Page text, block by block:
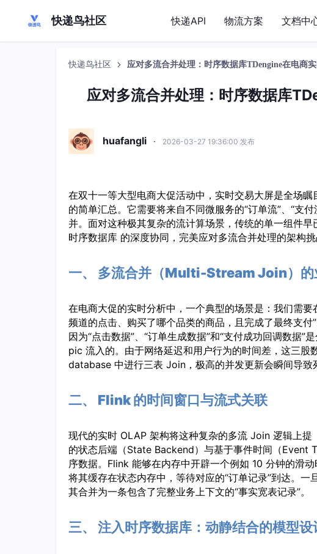
快递鸟社区 快递API 物流方案 文档中
快递鸟社区 应对多流合并处理：时序数据库TDengine在电商
应对多流合并处理：时序数据库
huafangli · 2026-03-27 19:36:00 发布
在双十一等大型电商大促活动中，实时交易大屏是全场
的简单汇总。它需要将来自不同微服务的“订单流”、“支
并。面对这种极其复杂的流计算场景，传统的单一组件
时序数据库 的深度协同，完美应对多流合并处理的架构挑
一、 多流合并（Multi-Stream Join）的
在电商大促的实时分析中，一个典型的场景是：我们需
频道的点击、购买了哪个品类的商品，且完成了最终支
因为“点击数据”、“订单生成数据”和“支付成功回调数据
pic 流入的。由于网络延迟和用户行为的时间差，这三
database 中进行三表 Join，极高的并发更新会瞬间导致
二、 Flink 的时间窗口与流式关联
现代的实时 OLAP 架构将这种复杂的多流 Join 逻辑上
的状态后端（State Backend）与基于事件时间（Event
序数据。Flink 能够在内存中开辟一个例如 10 分钟的滑
将其缓存在状态内存中，等待对应的“订单记录”到达。
其合并为一条包含了完整业务上下文的“事实宽表记录”。
三、 注入时序数据库：动静结合的模型设